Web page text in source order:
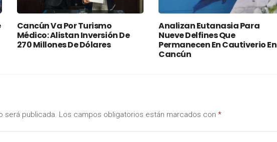
Cancún Va Por Turismo
Médico: Alistan Inversión De
270 Millones De Dólares
Analizan Eutanasia Para
Nueve Delfines Que
Permanecen En Cautiverio En
Cancún
será publicada. Los campos obligatorios están marcados con *